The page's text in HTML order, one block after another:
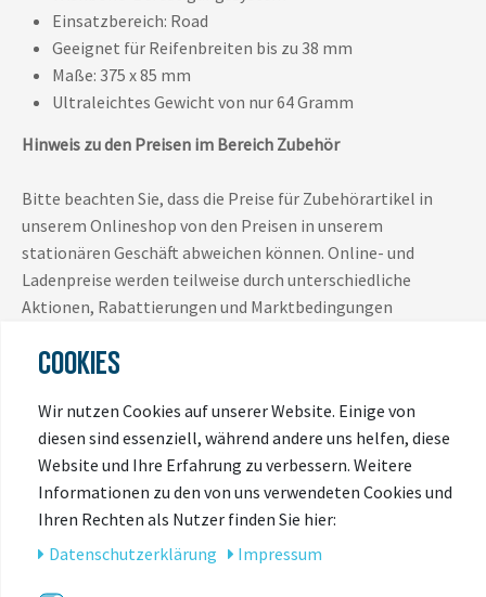
Einsatzbereich: Road
Geeignet für Reifenbreiten bis zu 38 mm
Maße: 375 x 85 mm
Ultraleichtes Gewicht von nur 64 Gramm
Hinweis zu den Preisen im Bereich Zubehör
Bitte beachten Sie, dass die Preise für Zubehörartikel in
unserem Onlineshop von den Preisen in unserem
stationären Geschäft abweichen können. Online- und
Ladenpreise werden teilweise durch unterschiedliche
Aktionen, Rabattierungen und Marktbedingungen
jeweiligen Verkaufskanal (Onlineshop oder Ladengeschäft)
ausgewiesen ist.
Vielen Dank für Ihr Verständnis.
COOKIES
Wir nutzen Cookies auf unserer Website. Einige von
diesen sind essenziell, während andere uns helfen, diese
Website und Ihre Erfahrung zu verbessern. Weitere
Informationen zu den von uns verwendeten Cookies und
Ihren Rechten als Nutzer finden Sie hier:
Daten­schutz­erklärung
Impressum